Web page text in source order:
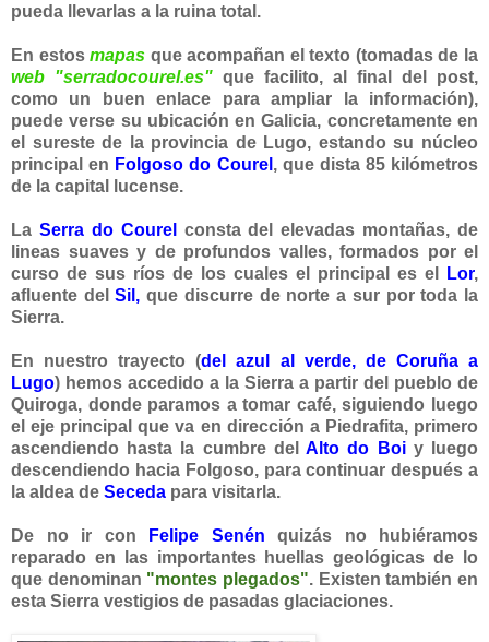
pueda llevarlas a la ruina total.
En estosmapas que acompañan el texto (tomadas de la
web "serradocourel.es" que facilito, al final del post,
como un buen enlace para ampliar la información),
puede verse su ubicación en Galicia, concretamente en
el sureste de la provincia de Lugo, estando su núcleo
principal en Folgoso do Courel , que dista 85 kilómetros
de la capital lucense.
La Serra do Courel
consta del elevadas montañas, de
lineas suaves y de profundos valles, formados por el
curso de sus ríos de los cuales el principal es el Lor,
afluente delSil, que discurre de norte a sur por toda la
Sierra.
En nuestro trayecto (del azul al verde, de Coruña a
Lugo) hemos accedido a la Sierra a partir del pueblo de
Quiroga, donde paramos a tomar café, siguiendo luego
el eje principal que va en dirección a Piedrafita, primero
ascendiendo hasta la cumbre delAlto do Boi y luego
descendiendo hacia Folgoso, para continuar después a
la aldea de Seceda para visitarla.
De no ir con Felipe Senén quizás no hubiéramos
reparado en las importantes huellas geológicas de lo
que denominan "montes plegados". Existen también en
esta Sierra vestigios de pasadas glaciaciones.